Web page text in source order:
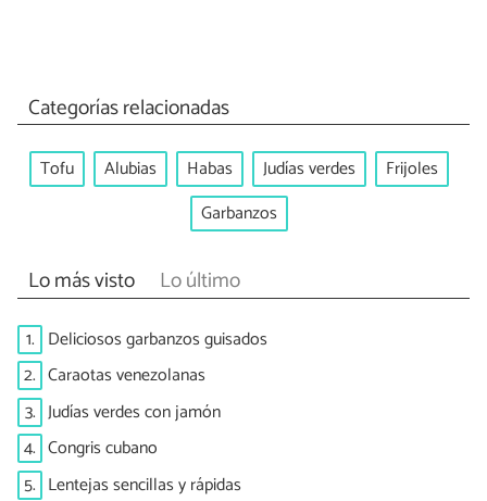
Categorías relacionadas
Tofu Alubias Habas Judías verdes
Frijoles
Garbanzos
Lo más visto Lo último
1. Deliciosos garbanzos guisados
2. Caraotas venezolanas
3. Judías verdes con jamón
4. Congris cubano
5. Lentejas sencillas y rápidas